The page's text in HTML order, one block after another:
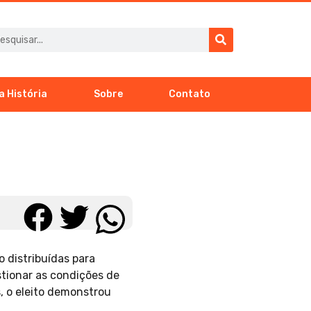
História Sobre Contato
distribuídas para
as condições de
o eleito demonstrou